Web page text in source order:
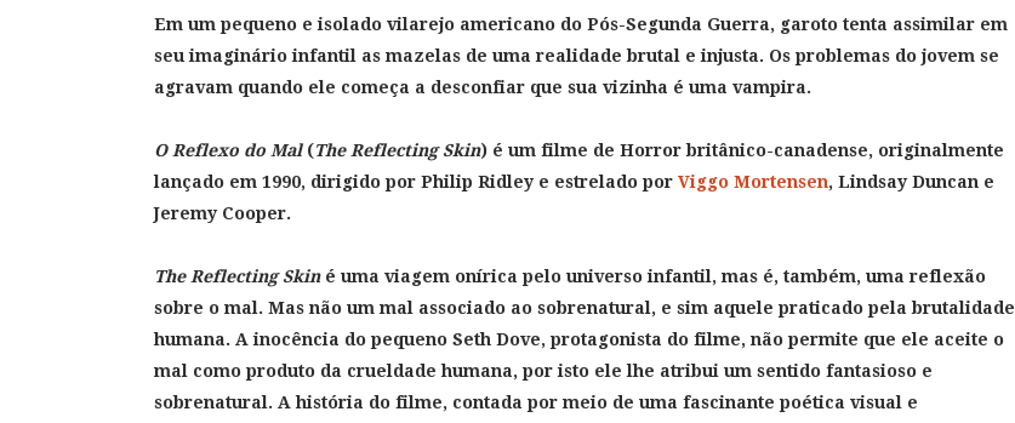
Em um pequeno e isolado vilarejo americano do Pós-Segunda Guerra, garoto tenta assimilar em
seu imaginário infantil as mazelas de uma realidade brutal e injusta. Os problemas do jovem se
agravam quando ele começa a desconfiar que sua vizinha é uma vampira.
O Reflexo do Mal(The Reflecting Skin) é um filme de Horror britânico-canadense, originalmente
lançado em 1990, dirigido por Philip Ridley e estrelado por Viggo Mortensen, Lindsay Duncan e
Jeremy Cooper.
The Reflecting Skiné uma viagem onírica pelo universo infantil, mas é, também, uma reflexão
sobre o mal. Mas não um mal associado ao sobrenatural, e sim aquele praticado pela brutalidade
humana. A inocência do pequeno Seth Dove, protagonista do filme, não permite que ele aceite o
mal como produto da crueldade humana, por isto ele lhe atribui um sentido fantasioso e
sobrenatural. A história do filme, contada por meio de uma fascinante poética visual e